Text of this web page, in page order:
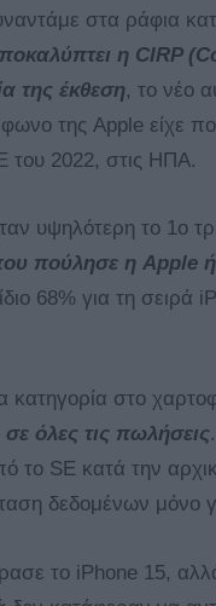
στα ράφια
η CIRP
της έκθεση, το νέο
της Apple είχε
του 2022, στις ΗΠΑ.
υψηλότερη το 1ο
πούλησε η Apple
68% για τη σειρά
κατηγορία στο
σε όλες τις πωλήσεις
το SE κατά την
δεδομένων μόνο
το iPhone 15,